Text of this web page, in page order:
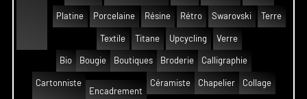
Platine Porcelaine Résine Rétro Swarovski Terre
Textile Titane Upcycling Verre
Bio Bougie Boutiques Broderie Calligraphie
Cartonniste
Encadrement
Céramiste Chapelier Collage